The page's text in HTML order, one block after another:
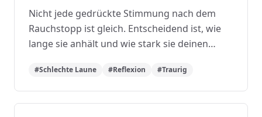
Nicht jede gedrückte Stimmung nach dem
Rauchstopp ist gleich. Entscheidend ist, wie
lange sie anhält und wie stark sie deinen
#Schlechte Laune #Reflexion #Traurig